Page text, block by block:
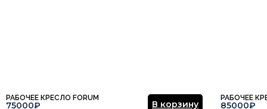
РАБОЧЕЕ КРЕСЛО FORUM
75000₽ В корзину
РАБОЧЕЕ
85000₽